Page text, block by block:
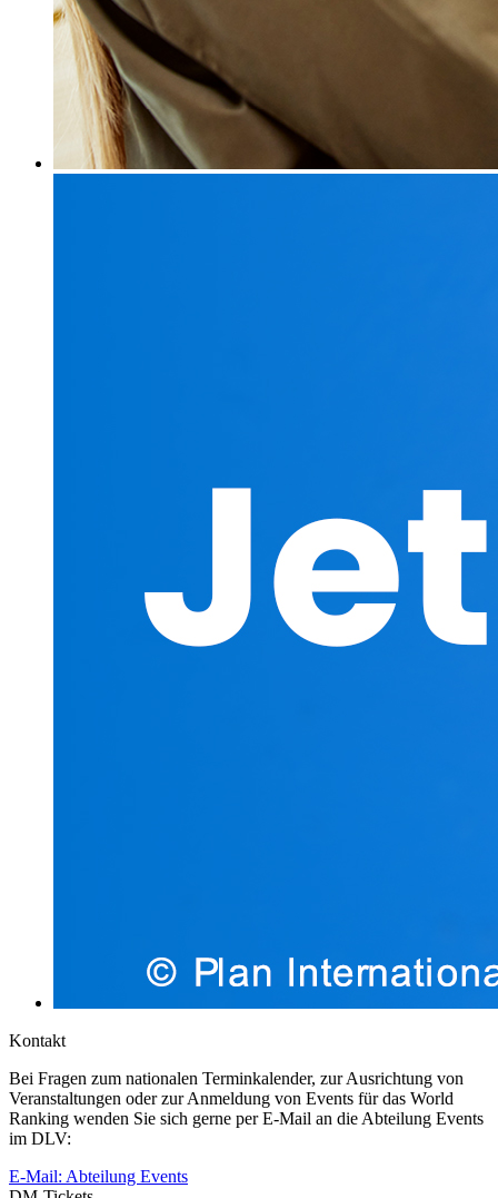
Kontakt
Bei Fragen zum nationalen Terminkalender, zur Ausrichtung von
Veranstaltungen oder zur Anmeldung von Events für das World
Ranking wenden Sie sich gerne per E-Mail an die Abteilung Events
im DLV:
E-Mail: Abteilung Events